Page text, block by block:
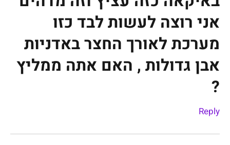
אני רוצה לעשות לבד כזו
מערכת לאורך החצר באדניות
אבן גדולות , האם אתה ממליץ
?
Reply